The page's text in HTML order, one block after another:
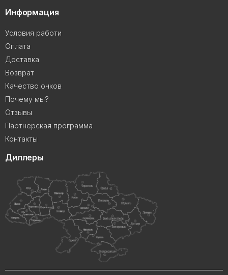
Информация
Условия работи
Оплата
Доставка
Возврат
Качество очков
Почему мы?
Отзывы
Партнёрская программа
Контакты
Диллеры